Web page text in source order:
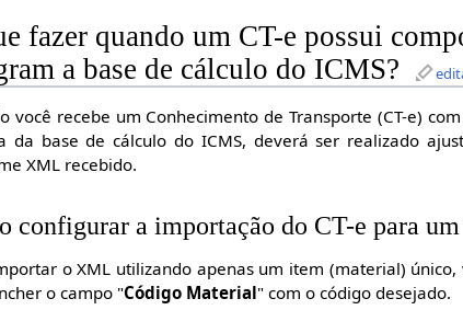
fazer quando um CT-e possui
a base de cálculo do ICMS?
você recebe um Conhecimento de Transporte (CT-e)
da base de cálculo do ICMS, deverá ser realizado
XML recebido.
configurar a importação do CT-e para
o XML utilizando apenas um item (material) único,
o campo "Código Material" com o código desejado.